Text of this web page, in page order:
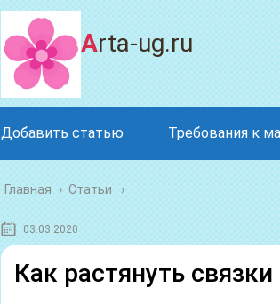
Arta-ug.ru
Добавить статью Требования к
Главная › Статьи
03.03.2020
Как растянуть